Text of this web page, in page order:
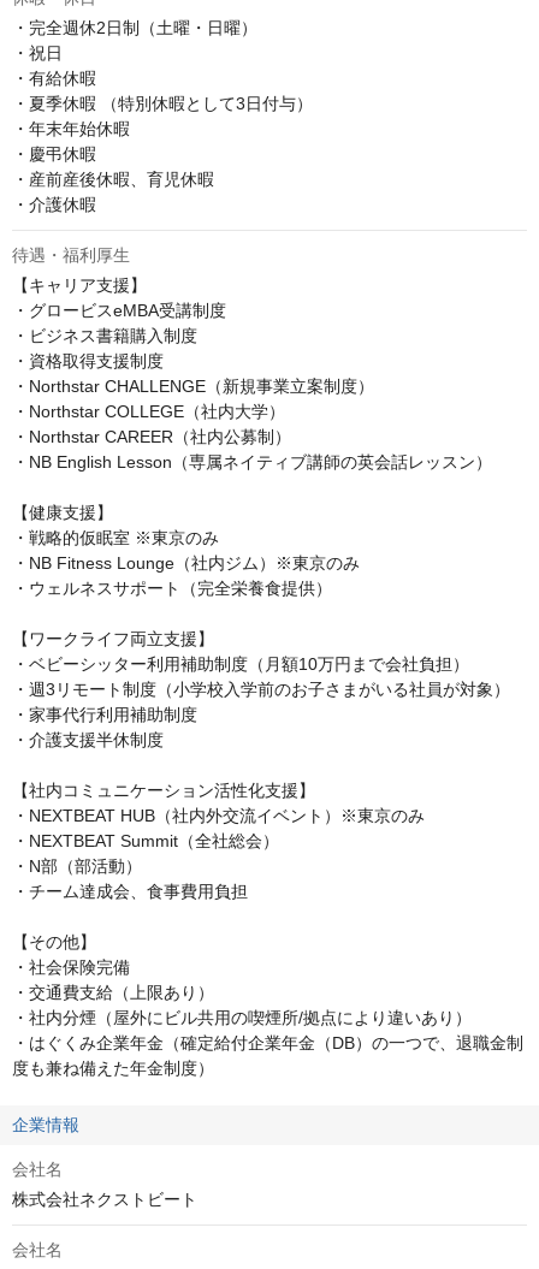
・完全週休2日制（土曜・日曜）
・祝日
・有給休暇
・夏季休暇 （特別休暇として3日付与）
・年末年始休暇
・慶弔休暇
・産前産後休暇、育児休暇
・介護休暇
待遇・福利厚生
【キャリア支援】
・グロービスeMBA受講制度
・ビジネス書籍購入制度
・資格取得支援制度
・Northstar CHALLENGE（新規事業立案制度）
・Northstar COLLEGE（社内大学）
・Northstar CAREER（社内公募制）
・NB English Lesson（専属ネイティブ講師の英会話レッスン）
【健康支援】
・戦略的仮眠室 ※東京のみ
・NB Fitness Lounge（社内ジム）※東京のみ
・ウェルネスサポート（完全栄養食提供）
【ワークライフ両立支援】
・ベビーシッター利用補助制度（月額10万円まで会社負担）
・週3リモート制度（小学校入学前のお子さまがいる社員が対象）
・家事代行利用補助制度
・介護支援半休制度
【社内コミュニケーション活性化支援】
・NEXTBEAT HUB（社内外交流イベント）※東京のみ
・NEXTBEAT Summit（全社総会）
・N部（部活動）
・チーム達成会、食事費用負担
【その他】
・社会保険完備
・交通費支給（上限あり）
・社内分煙（屋外にビル共用の喫煙所/拠点により違いあり）
・はぐくみ企業年金（確定給付企業年金（DB）の一つで、退職金制
度も兼ね備えた年金制度）
企業情報
会社名
株式会社ネクストビート
会社名